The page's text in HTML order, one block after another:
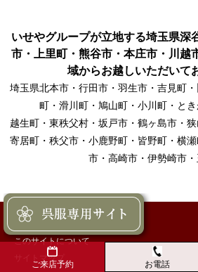
いせやグループが立地する埼玉県深
市・上里町・熊谷市・本庄市・川越
域からお越しいただいて
埼玉県北本市・行田市・羽生市・吉見町
町・滑川町・鳩山町・小川町・と
越生町・東秩父村・坂戸市・鶴ヶ島市・
寄居町・秩父市・小鹿野町・皆野町・横
市・高崎市・伊勢崎市
プライバシーポリシー
このサイトについて
サイトマップ
ご来店予約 お電話